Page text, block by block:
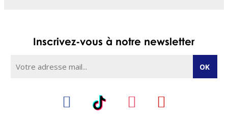
Inscrivez-vous à notre newsletter